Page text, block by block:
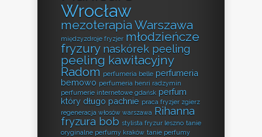
Wrocław
mezoterapia Warszawa
międzyzdroje fryzjer młodzieńcze
fryzury naskórek peeling
peeling kawitacyjny
Radom perfumeria belle perfumeria
bemowo perfumeria henri radzymin
perfumerie internetowe gdańsk perfum
który długo pachnie praca fryzjer zgierz
regeneracja włosów warszawa Rihanna
fryzura bob stylista fryzur leszno tanie
oryginalne perfumy kraków tanie perfumy